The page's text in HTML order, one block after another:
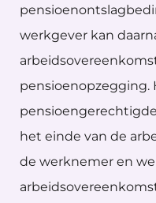
werkgever kan
pensioenopzegging.
het einde van de
de werknemer en